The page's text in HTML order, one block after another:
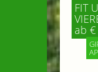
FIT
ab €